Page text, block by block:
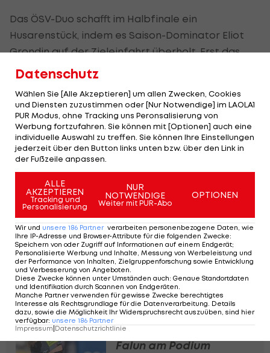
Das ÖSV-Duo schafft im Halbfinale ein
Husarenstück, indem es Saison-Dominator Eliot
Grondin auf der Zieleinfahrt überholt. Erst das
Fotofinish löst die Szene auf. Der kanadische
erstmals in dieser Saison nicht unter die ersten
Drei.
Im Finale ist Hämmerle lange Zeit ungefährdet,
ehe es auf den letzten Metern erneut knapp wird.
Wieder brandet erst nach Fotofinish-Entscheid
Jubel auf.
Weltmeister Jakob Dusek stürzt im Viertelfinale.
Für Luca Hämmerle ist im Achtelfinale Endstation,
die weiteren ÖSV-Boarder scheitern in der
Qualifikation am Vortag. Am Sonntag findet
jeweils noch ein zweites Rennen statt.
Auch Vermeulen kratzt in
Falun am Podium
Datenschutz
Wählen Sie [Alle Akzeptieren] um allen Zwecken, Cookies
und Diensten zuzustimmen oder [Nur Notwendige] im LAOLA1
PUR Modus, ohne Tracking uns Peronsalisierung von
Werbung fortzufahren. Sie können mit [Optionen] auch eine
individuelle Auswahl zu treffen. Sie können Ihre Einstellungen
jederzeit über den Button links unten bzw. über den Link in
der Fußzeile anpassen.
ALLE
AKZEPTIEREN
Tracking und
Personalisierung
NUR
NOTWENDIGE
Weiter mit PUR-Abo
OPTIONEN
Wir und unsere 186 Partner verarbeiten personenbezogene Daten, wie
Ihre IP-Adresse und Browser-Attribute für die folgenden Zwecke:
Speichern von oder Zugriff auf Informationen auf einem Endgerät;
Personalisierte Werbung und Inhalte, Messung von Werbeleistung und
der Performance von Inhalten, Zielgruppenforschung sowie Entwicklung
und Verbesserung von Angeboten
Diese Zwecke können unter Umständen auch: Genaue Standortdaten
und Identifikation durch Scannen von Endgeräten
Manche Partner verwenden für gewisse Zwecke berechtigtes
Interesse als Rechtsgrundlage für die Datenverarbeitung. Details
dazu, sowie die Möglichkeit Ihr Widerspruchsrecht auszuüben, sind hier
verfügbar: unsere 186 Partner
Impressum|Datenschutzrichtlinie